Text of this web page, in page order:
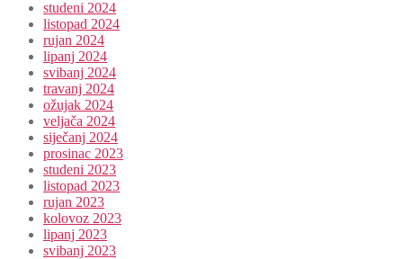
studeni 2024
listopad 2024
rujan 2024
lipanj 2024
svibanj 2024
travanj 2024
ožujak 2024
veljača 2024
siječanj 2024
prosinac 2023
studeni 2023
listopad 2023
rujan 2023
kolovoz 2023
lipanj 2023
svibanj 2023